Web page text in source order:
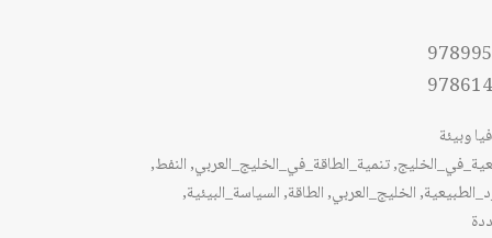
وبيئة
,تنمية_الطاقة_في_الخليج_العربي,النفط,
,الخليج_العربي,الطاقة,السياسة_البيئية,